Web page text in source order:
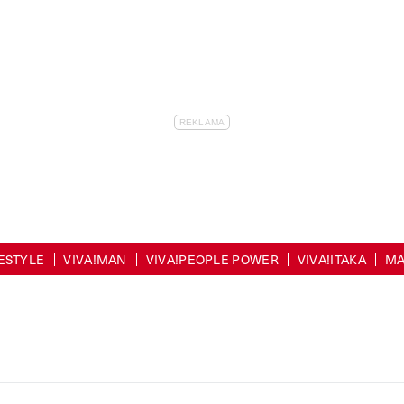
VIVA!MAN VIVA!PEOPLE POWER VIVA!ITAKA